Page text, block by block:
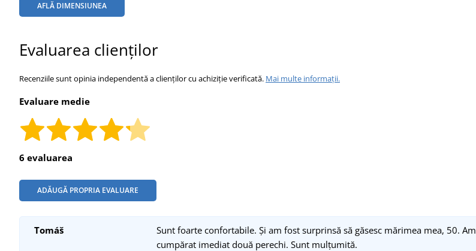
AFLĂ DIMENSIUNEA
Evaluarea clienților
Recenziile sunt opinia independentă a clienților cu achiziție verificată. Mai multe informații.
Evaluare medie
6 evaluarea
ADĂUGĂ PROPRIA EVALUARE
Tomáš
Sunt foarte confortabile. Și am fost surprinsă să găsesc mărimea mea, 50. Am
cumpărat imediat două perechi. Sunt mulțumită.